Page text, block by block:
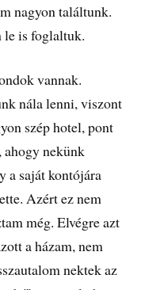
nagyon találtunk.
is foglaltuk.
vannak.
nála lenni, viszont
szép hotel, pont
ahogy nekünk
a saját kontójára
Azért ez nem
még. Elvégre azt
a házam, nem
nektek az